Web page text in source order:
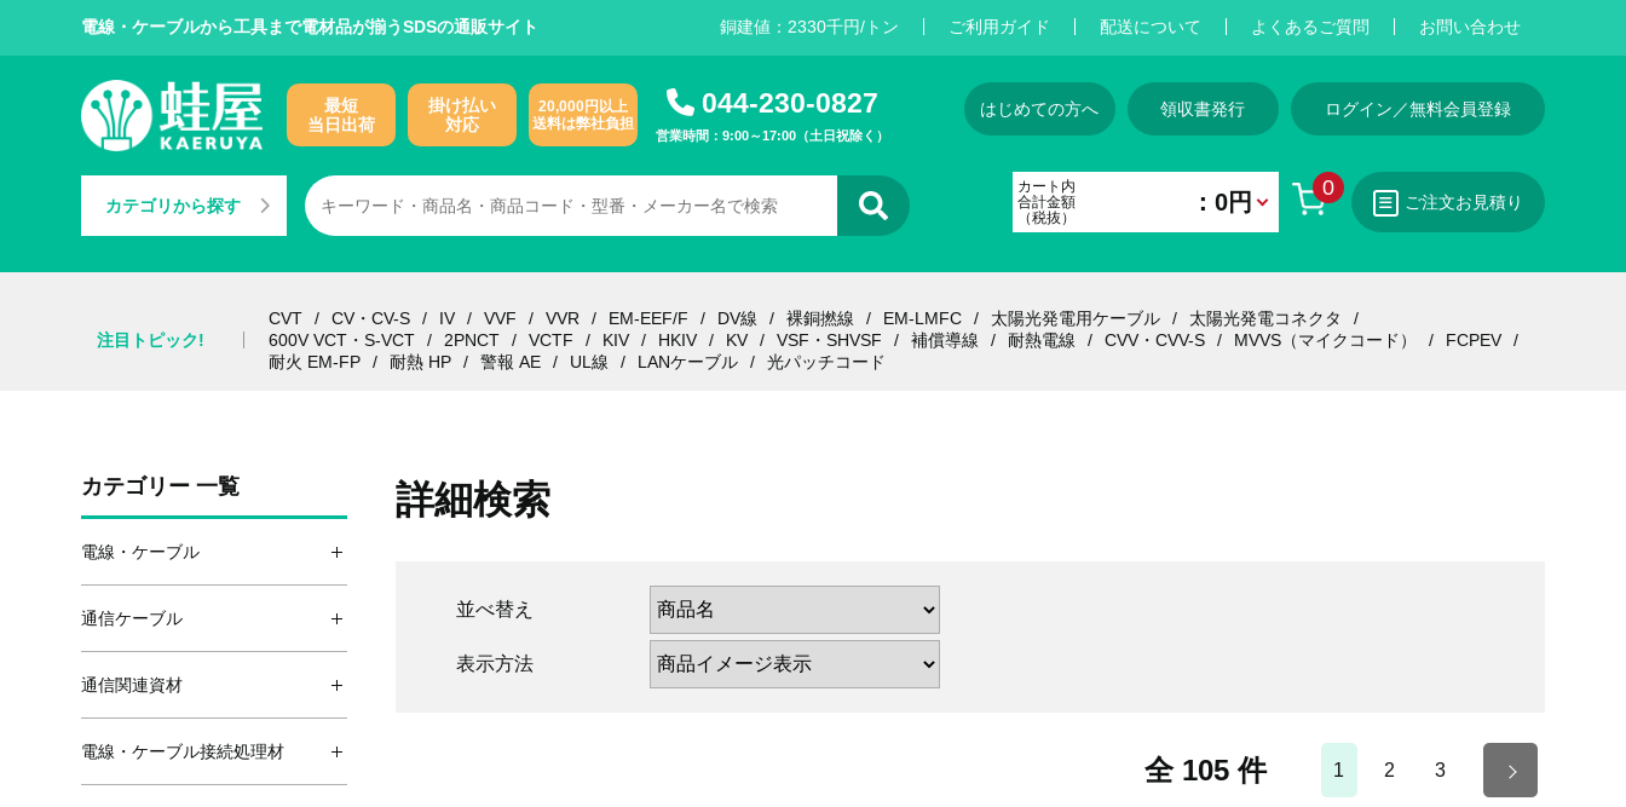
電線・ケーブルから工具まで電材品が揃うSDSの通販サイト 銅建値： 2330千円/トン ご利用ガイド 配送について よくあるご質問 お問い合わせ
最短
当日出荷
掛け払い
対応
20,000円以上
送料は弊社負担
044-230-0827
営業時間：9:00～17:00（土日祝除く）
カテゴリから探す
はじめての方へ 領収書発行 ログイン／無料会員登録
0
カート内
合計金額
（税抜）
：0円 ご注文お見積り
注目トピック!
CVT CV・CV-S IV VVF VVR EM-EEF/F DV線 裸銅撚線 EM-LMFC 太陽光発電用ケーブル
太陽光発電コネクタ
600V VCT・S-VCT
2PNCT VCTF KIV HKIV KV VSF・SHVSF 補償導線 耐熱電線 CVV・CVV-S MVVS（マイクコード）
FCPEV
耐火 EM-FP
耐熱 HP 警報 AE UL線 LANケーブル 光パッチコード
詳細検索
表示方法
並べ替え
全 105 件 1 2 3
カテゴリー 一覧
電線・ケーブル
通信ケーブル
通信関連資材
電線・ケーブル接続処理材